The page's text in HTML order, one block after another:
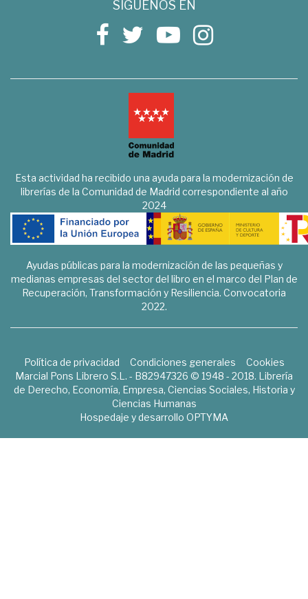
SÍGUENOS EN
Esta actividad ha recibido una ayuda para la modernización de
librerías de la Comunidad de Madrid correspondiente al año
2024
Ayudas públicas para la modernización de las pequeñas y
medianas empresas del sector del libro en el marco del Plan de
Recuperación, Transformación y Resiliencia. Convocatoria
2022.
Política de privacidad Condiciones generales
Cookies
Marcial Pons Librero S.L. - B82947326 © 1948 - 2018. Librería
de Derecho, Economía, Empresa, Ciencias Sociales, Historia y
Ciencias Humanas
Hospedaje y desarrollo OPTYMA